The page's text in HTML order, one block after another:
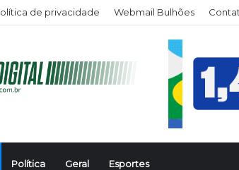
de privacidade Webmail Bulhões
Política Geral Esportes